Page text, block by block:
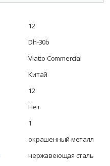
12
Dh-30b
Viatto Commercial
Китай
12
Нет
1
окрашенный металл
нержавеющая сталь